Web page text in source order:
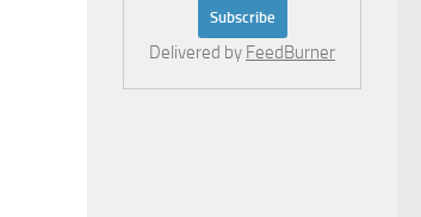
Delivered by FeedBurner